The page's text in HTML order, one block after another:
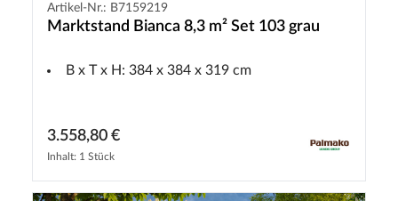
Artikel-Nr.: B7159219
Marktstand Bianca 8,3 m² Set 103 grau
B x T x H: 384 x 384 x 319 cm
3.558,80 €
Inhalt: 1 Stück